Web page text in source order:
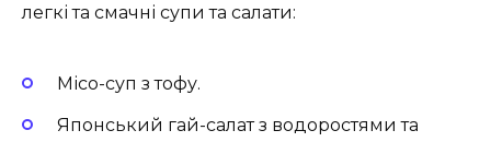
легкі та смачні супи та салати:
Місо-суп з тофу.
Японський гай-салат з водоростями та